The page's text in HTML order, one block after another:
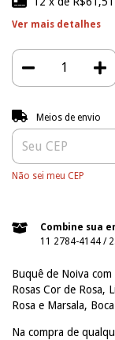
Ver mais detalhes
Entregas para o CEP:
Meios de envio
Não sei meu CEP
Combine sua
11 2784-4144 /
Buquê de Noiva
Rosas Cor de Rosa,
Rosa e Marsala,
Na compra de